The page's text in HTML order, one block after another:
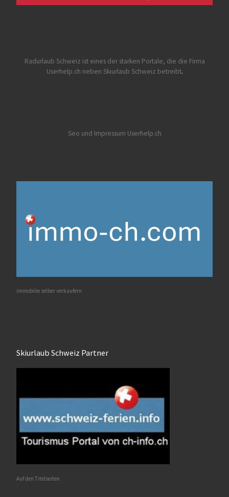
Radurlaub Schweiz ist eines der starken Portale, die die Firma
Userhelp.ch neben Skiurlaub Schweiz betreibt.
Seo und Impressum Userhelp.ch
immobilie selber verkaufern
Skiurlaub Schweiz Partner
Auf den Titelseiten